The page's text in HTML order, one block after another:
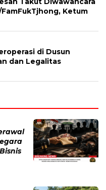
Takut Diwawancara
Ketum
di Dusun
dan Legalitas